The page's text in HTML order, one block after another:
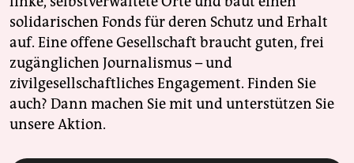
solidarischen Fonds für deren Schutz und Erhalt
auf. Eine offene Gesellschaft braucht guten, frei
zugänglichen Journalismus – und
zivilgesellschaftliches Engagement. Finden Sie
auch? Dann machen Sie mit und unterstützen Sie
unsere Aktion.